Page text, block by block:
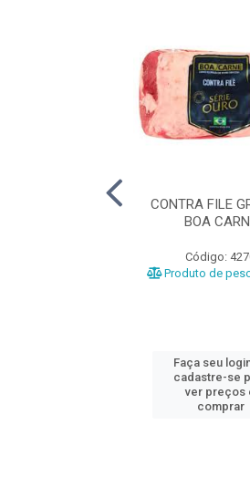
CONTRA FILE
BOA
Código:
Produto de
Faça seu
cadastre-se
ver preços
comprar